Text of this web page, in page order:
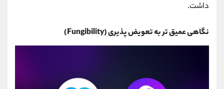
داشت.
نگاهی عمیق تر به تعویض پذیری (Fungibility)